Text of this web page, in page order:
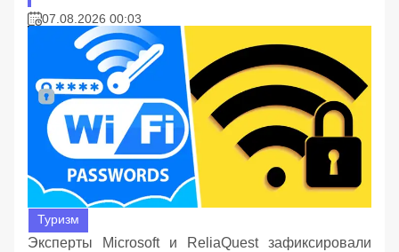
07.08.2026 00:03
Туризм
Эксперты Microsoft и ReliaQuest зафиксировали